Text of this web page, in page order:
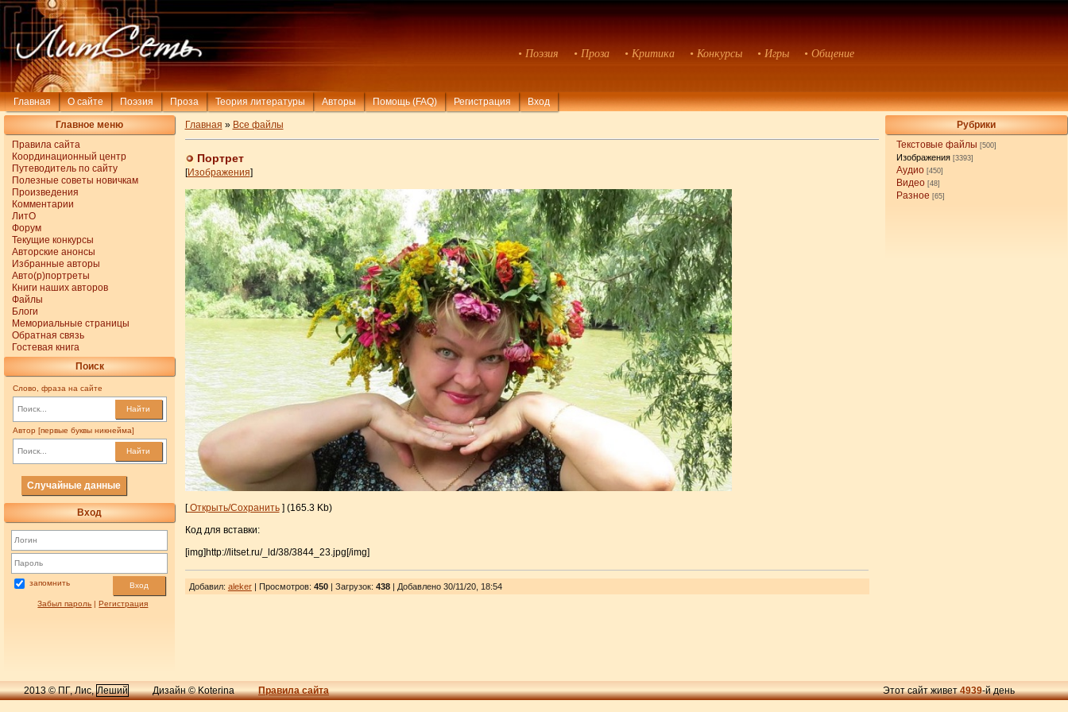
• Поэзия • Проза • Критика • Конкурсы • Игры • Общение
Главная О сайте Поэзия Проза Теория литературы Авторы Помощь (FAQ) Регистрация Вход
Главное меню
Правила сайта
Координационный центр
Путеводитель по сайту
Полезные советы новичкам
Произведения
Комментарии
ЛитО
Форум
Текущие конкурсы
Авторские анонсы
Избранные авторы
Авто(р)портреты
Книги наших авторов
Файлы
Блоги
Мемориальные страницы
Обратная связь
Гостевая книга
Поиск
Слово, фраза на сайте
Найти
Автор [первые буквы никнейма]
Найти
Случайные данные
Вход
запомнить Вход
Забыл пароль |Регистрация
Рубрики
Текстовые файлы [500]
Изображения [3393]
Аудио [450]
Видео [48]
Разное [65]
Главная » Все файлы
Портрет
[Изображения]
[Открыть/Сохранить] (165.3 Kb)
Код для вставки:
[img]http://litset.ru/_ld/38/3844_23.jpg[/img]
Добавил: aleker| Просмотров: 450| Загрузок: 438| Добавлено 30/11/20, 18:54
2013 © ПГ, Лис,Леший Дизайн © Koterina Правила сайта Этот сайт живет4939-й день